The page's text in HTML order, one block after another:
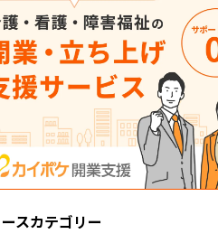
スカテゴリー